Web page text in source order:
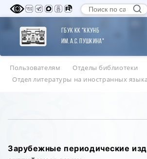
ГБУК КК "ККУНБ
им. А.С. Пушкина"
Пользователям
Отделы библиотеки
Отдел литературы на иностранных
Зарубежные периодические